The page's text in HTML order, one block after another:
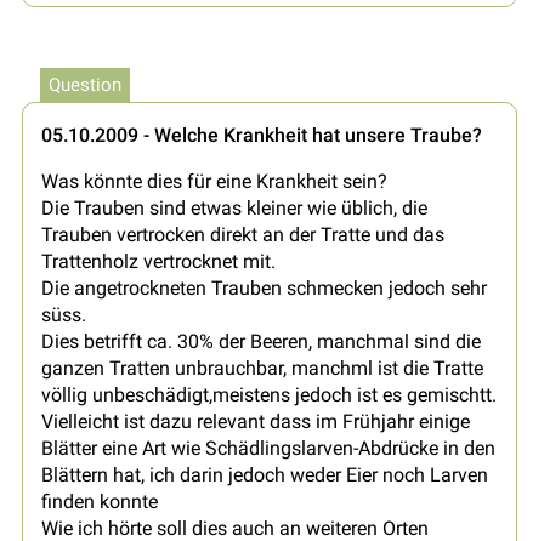
Question
05.10.2009 - Welche Krankheit hat unsere Traube?
Was könnte dies für eine Krankheit sein?
Die Trauben sind etwas kleiner wie üblich, die
Trauben vertrocken direkt an der Tratte und das
Trattenholz vertrocknet mit.
Die angetrockneten Trauben schmecken jedoch sehr
süss.
Dies betrifft ca. 30% der Beeren, manchmal sind die
ganzen Tratten unbrauchbar, manchml ist die Tratte
völlig unbeschädigt,meistens jedoch ist es gemischtt.
Vielleicht ist dazu relevant dass im Frühjahr einige
Blätter eine Art wie Schädlingslarven-Abdrücke in den
Blättern hat, ich darin jedoch weder Eier noch Larven
finden konnte
Wie ich hörte soll dies auch an weiteren Orten